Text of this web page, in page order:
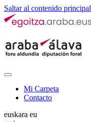
Saltar al contenido principal
Mi Carpeta
Contacto
euskara eu